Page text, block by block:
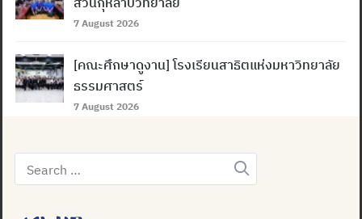
7 August 2026
[คณะศึกษาดูงาน] โรงเรียนสาธิตแห่งมหาวิทยาลัย
ธรรมศาสตร์
7 August 2026
Search
for: